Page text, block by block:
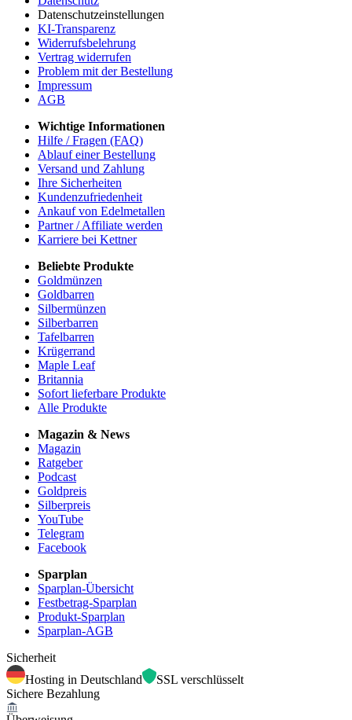
Datenschutzeinstellungen
KI-Transparenz
Widerrufsbelehrung
Vertrag widerrufen
Problem mit der Bestellung
Impressum
AGB
Wichtige Informationen
Hilfe / Fragen (FAQ)
Ablauf einer Bestellung
Versand und Zahlung
Ihre Sicherheiten
Kundenzufriedenheit
Ankauf von Edelmetallen
Partner / Affiliate werden
Karriere bei Kettner
Beliebte Produkte
Goldmünzen
Goldbarren
Silbermünzen
Silberbarren
Tafelbarren
Krügerrand
Maple Leaf
Britannia
Sofort lieferbare Produkte
Alle Produkte
Magazin & News
Magazin
Ratgeber
Podcast
Goldpreis
Silberpreis
YouTube
Telegram
Facebook
Sparplan
Sparplan-Übersicht
Festbetrag-Sparplan
Produkt-Sparplan
Sparplan-AGB
Sicherheit
Hosting in Deutschland
SSL verschlüsselt
Sichere Bezahlung